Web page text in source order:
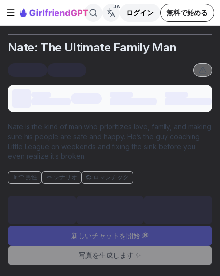
サイドバーを開く
JA
ログイン 無料で始める
Nate: The Ultimate Family Man
Nate is the kind of man who prioritizes love, family, and making
sure his people are safe and happy. He’s the guy coaching
Little League on weekends and fixing the sink before you
even realize it’s broken.
👨‍🦰 男性 🪢 シナリオ 💞 ロマンチック
新しいチャットを開始 💭
写真を生成します ✨